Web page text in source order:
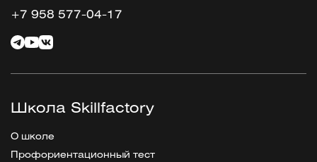
+7 958 577-04-17
Школа Skillfactory
О школе
Профориентационный тест